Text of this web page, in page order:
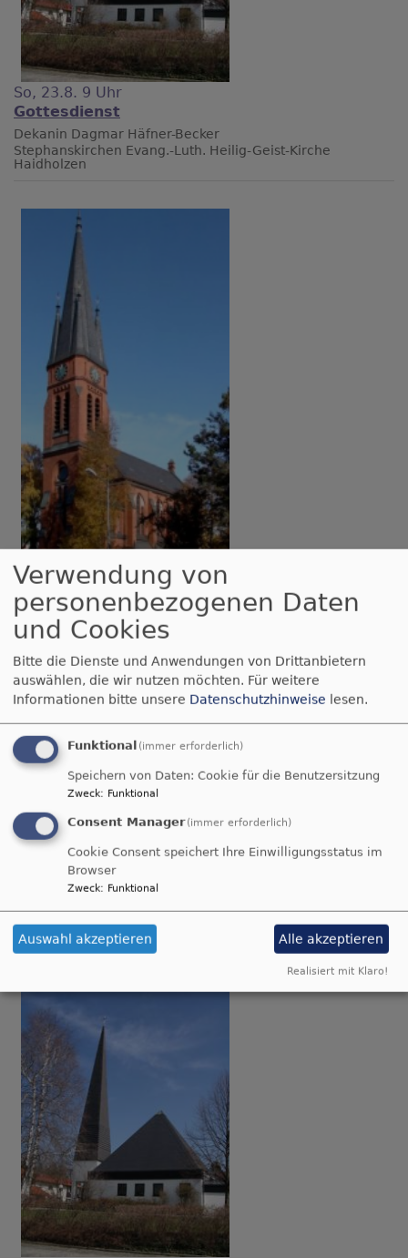
So, 23.8. 9 Uhr
Gottesdienst
Dekanin Dagmar Häfner-Becker
Stephanskirchen Evang.-Luth. Heilig-Geist-Kirche
Haidholzen
So, 23.8. 10:15 Uhr
Gottesdienst
Rosenheim Erlöserkirche
Mi, 26.8. 19 Uhr
Ökumenische Abendausklangandacht in
Steinkirchen
Steinkirchen Kath. Kirche St. Peter Steinkirchen
Verwendung von
personenbezogenen Daten
und Cookies
Bitte die Dienste und Anwendungen von Drittanbietern
auswählen, die wir nutzen möchten. Für weitere
Informationen bitte unsere Datenschutzhinweise lesen.
Funktional (immer erforderlich)
Speichern von Daten: Cookie für die Benutzersitzung
Zweck: Funktional
Consent Manager (immer erforderlich)
Cookie Consent speichert Ihre Einwilligungsstatus im
Browser
Zweck: Funktional
Auswahl akzeptieren Alle akzeptieren
Realisiert mit Klaro!